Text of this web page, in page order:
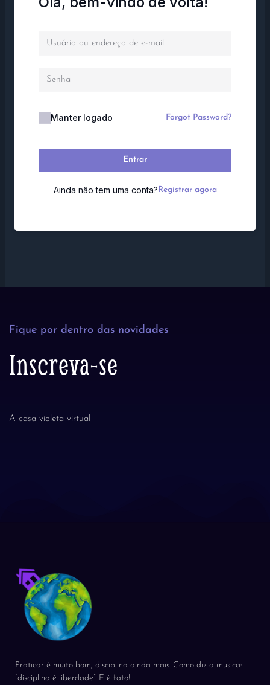
Manter logado Forgot Password?
Entrar
Ainda não tem uma conta? Registrar agora
Fique por dentro das novidades
Inscreva-se
A casa violeta virtual
Praticar é muito bom, disciplina ainda mais. Como diz a musica:
“disciplina é liberdade”. E é fato!